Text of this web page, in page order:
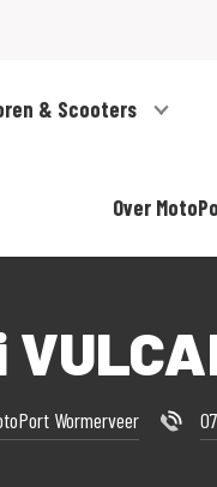
& Scooters
Over
Wormerveer